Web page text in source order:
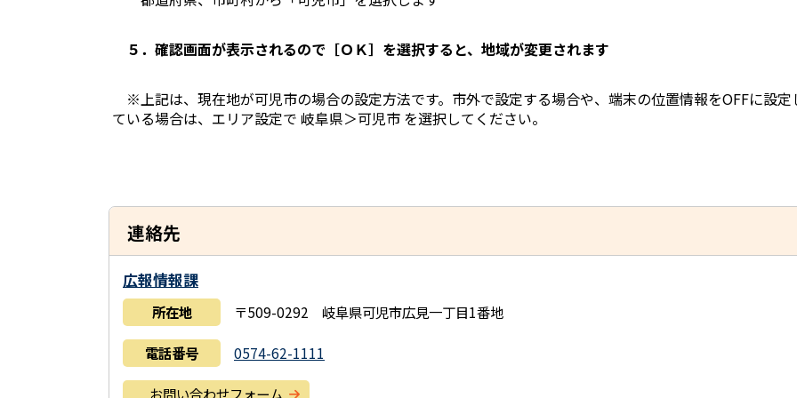
５．確認画面が表示されるので［ＯＫ］を選択すると、地域が変更されます
※上記は、現在地が可児市の場合の設定方法です。市外で設定する場合や、端末の位置情報をOFFに設定
ている場合は、エリア設定で 岐阜県＞可児市 を選択してください。
連絡先
広報情報課
所在地 〒509-0292 岐阜県可児市広見一丁目1番地
電話番号 0574-62-1111
お問い合わせフォーム